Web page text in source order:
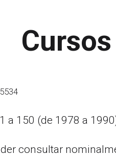
a 150 (de 1978 a
consultar